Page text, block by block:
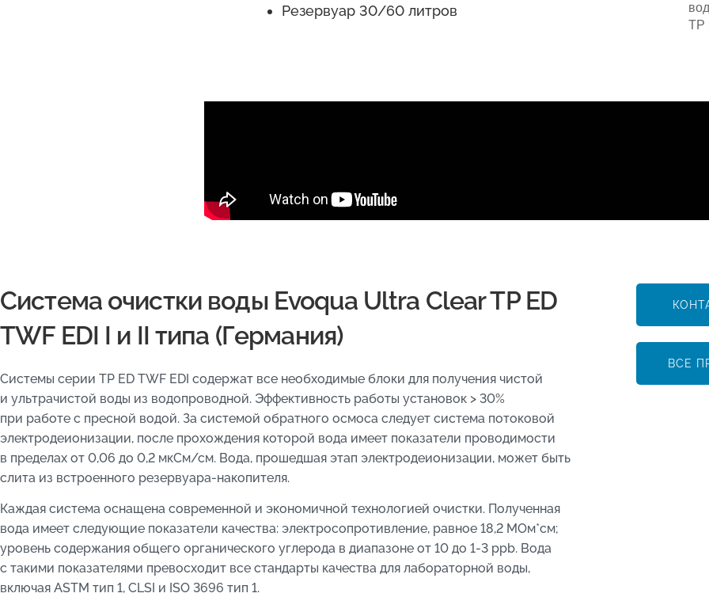
Резервуар 30/60 литров
TP
Система очистки воды Evoqua Ultra Clear TP ED
TWF EDI I и II типа (Германия)
Системы серии TP ED TWF EDI содержат все необходимые блоки для получения чистой
и ультрачистой воды из водопроводной. Эффективность работы установок > 30%
при работе с пресной водой. За системой обратного осмоса следует система потоковой
электродеионизации, после прохождения которой вода имеет показатели проводимости
в пределах от 0,06 до 0,2 мкСм/см. Вода, прошедшая этап электродеионизации, может быть
слита из встроенного резервуара-накопителя.
Каждая система оснащена современной и экономичной технологией очистки. Полученная
вода имеет следующие показатели качества: электросопротивление, равное 18,2 МОм*см;
уровень содержания общего органического углерода в диапазоне от 10 до 1-3 ppb. Вода
с такими показателями превосходит все стандарты качества для лабораторной воды,
включая ASTM тип 1, CLSI и ISO 3696 тип 1.
ВСЕ